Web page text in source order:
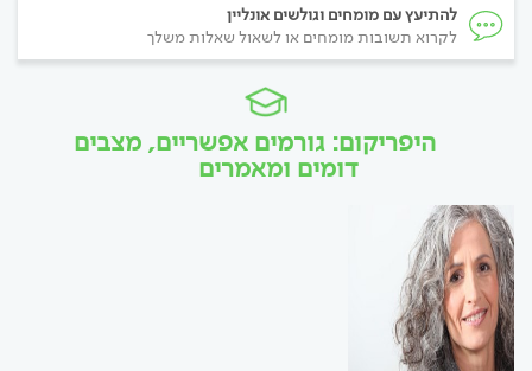
להתיעץ עם מומחים וגולשים אונליין
לקרוא תשובות מומחים או לשאול שאלות משלך
היפריקום: גורמים אפשריים, מצבים
דומים ומאמרים